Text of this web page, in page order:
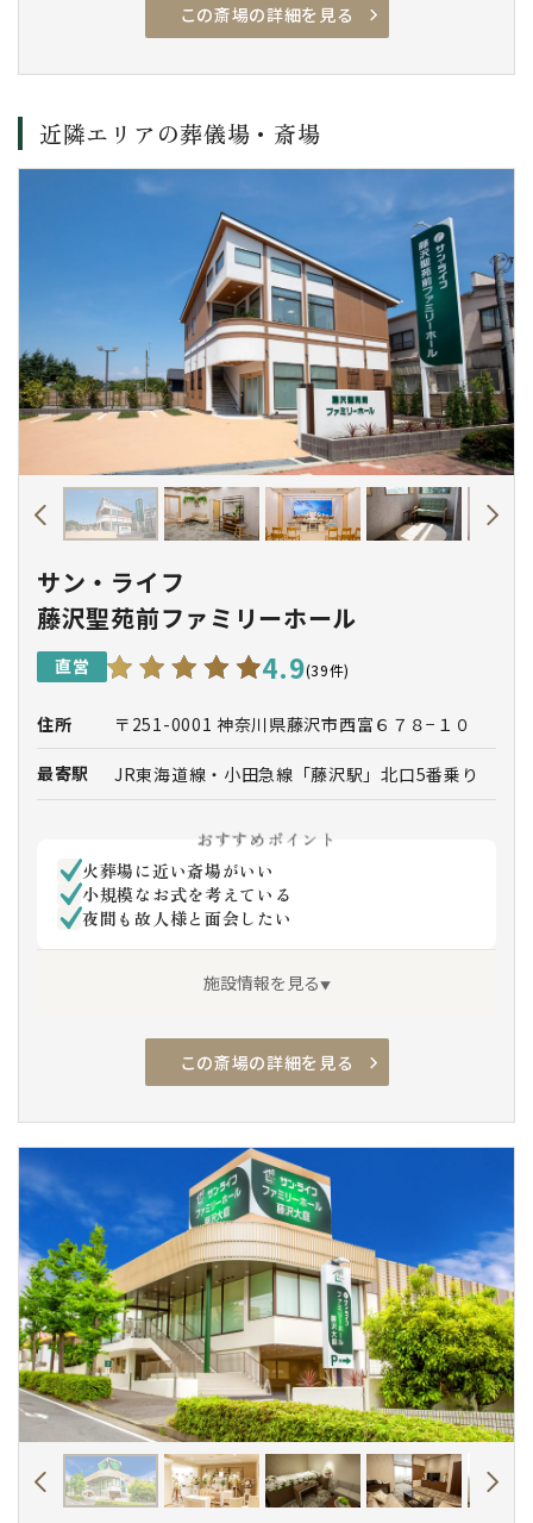
安置室 火葬設備有 通夜対応
この斎場の詳細を見る
近隣エリアの葬儀場・斎場
サン・ライフ
藤沢聖苑前ファミリーホール
直営 4.9(39件)
住所 〒251-0001 神奈川県藤沢市西富６７８−１０
最寄駅
JR東海道線・小田急線「藤沢駅」北口5番乗り
丘」下車 徒歩1分おすすめポイント
火葬場に近い斎場がいい
小規模なお式を考えている
夜間も故人様と面会したい
施設情報を見る
駐車場有 安置室 家族葬専用
エレベーター 通夜対応 親族控室 バリアフリー
この斎場の詳細を見る